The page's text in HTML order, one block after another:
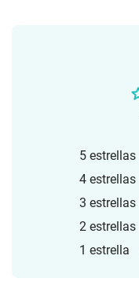
5 estrellas
4 estrellas
3 estrellas
2 estrellas
1 estrella